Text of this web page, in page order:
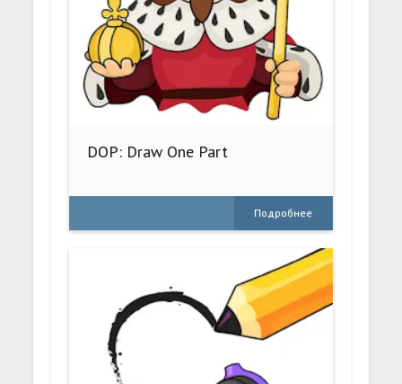
DOP: Draw One Part
Подробнее